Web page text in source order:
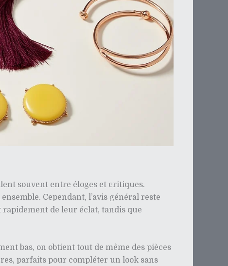
souvent entre éloges et critiques.
Cependant, l’avis général reste
de leur éclat, tandis que
bas, on obtient tout de même des pièces
parfaits pour compléter un look sans